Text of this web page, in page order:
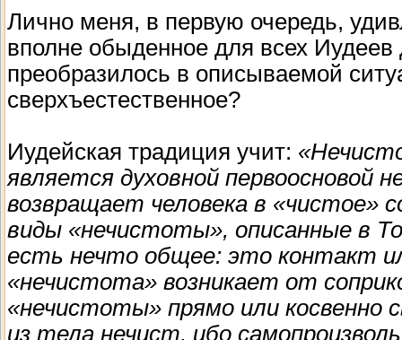
Лично меня, в первую очередь,
вполне обыденное для всех Иудеев
преобразилось в описываемой
сверхъестественное?
Иудейская традиция учит:
является духовной первоосновой
возвращает человека в «чистое»
виды «нечистоты», описанные в
есть нечто общее: это контакт
«нечистота» возникает от
«нечистоты» прямо или
из тела нечист, ибо